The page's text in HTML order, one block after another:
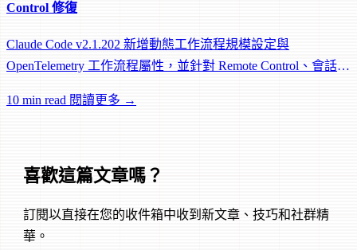
Control 修復
Claude Code v2.1.202 新增動態工作流程規模設定與
OpenTelemetry 工作流程屬性，並針對 Remote Control、會話管
10 min read 閱讀更多 →
喜歡這篇文章嗎？
訂閱以直接在您的收件箱中收到新文章、技巧和社群精
華。